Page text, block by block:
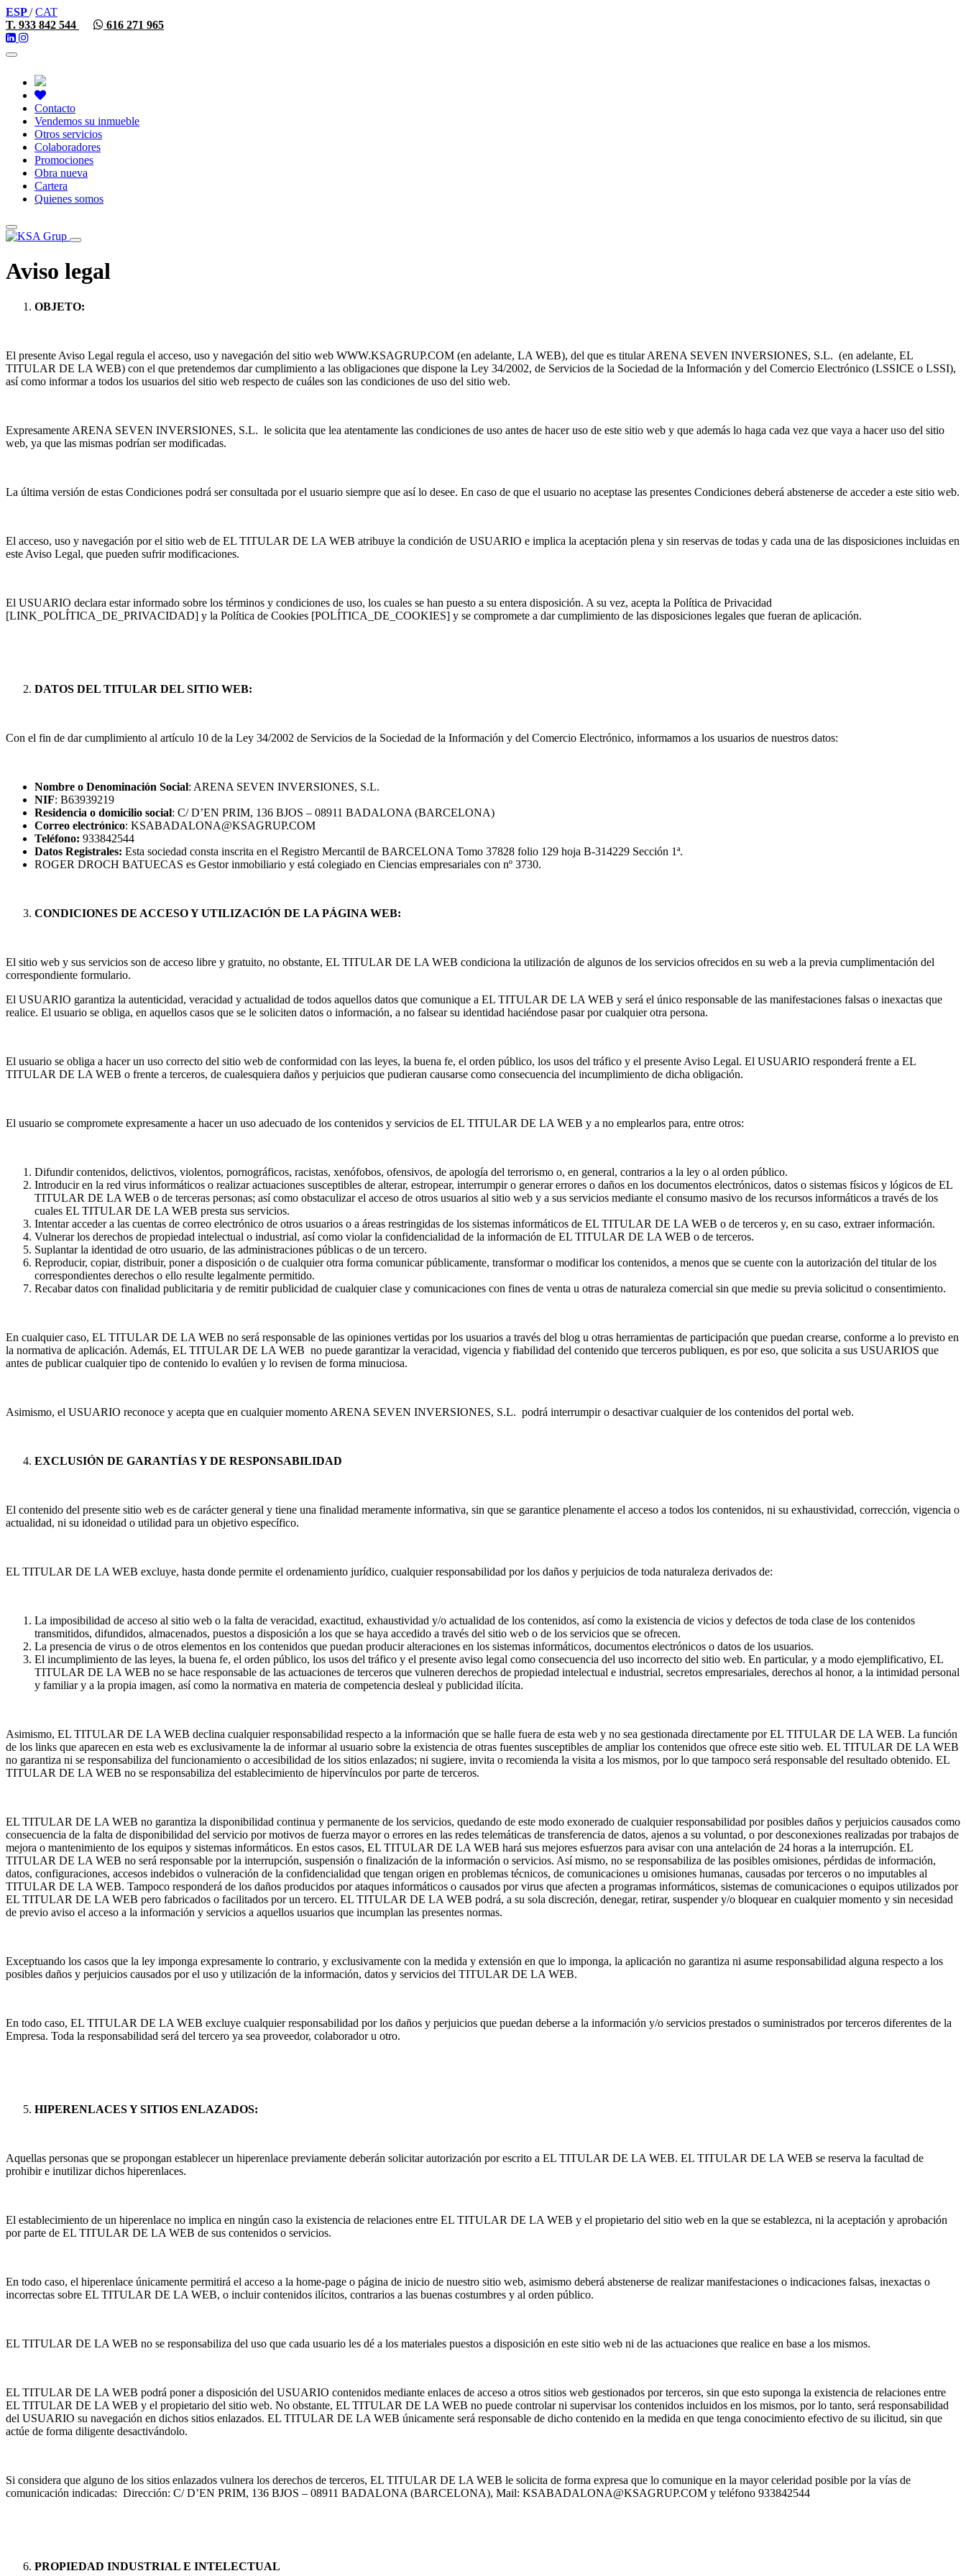
ESP/CAT
T. 933 842 544
616 271 965
Toggle
Contacto
Vendemos su inmueble
Otros servicios
Colaboradores
Promociones
Obra nueva
Cartera
Quienes somos
Toggle
navigation
Aviso legal
OBJETO:
El presente Aviso Legal regula el acceso, uso y navegación del sitio web WWW.KSAGRUP.COM (en adelante, LA WEB), del que es titular ARENA SEVEN INVERSIONES, S.L. (en adelante, EL
TITULAR DE LA WEB) con el que pretendemos dar cumplimiento a las obligaciones que dispone la Ley 34/2002, de Servicios de la Sociedad de la Información y del Comercio Electrónico (LSSICE o LSSI),
así como informar a todos los usuarios del sitio web respecto de cuáles son las condiciones de uso del sitio web.
Expresamente ARENA SEVEN INVERSIONES, S.L. le solicita que lea atentamente las condiciones de uso antes de hacer uso de este sitio web y que además lo haga cada vez que vaya a hacer uso del sitio
web, ya que las mismas podrían ser modificadas.
La última versión de estas Condiciones podrá ser consultada por el usuario siempre que así lo desee. En caso de que el usuario no aceptase las presentes Condiciones deberá abstenerse de acceder a este sitio web.
El acceso, uso y navegación por el sitio web de EL TITULAR DE LA WEB atribuye la condición de USUARIO e implica la aceptación plena y sin reservas de todas y cada una de las disposiciones incluidas en
este Aviso Legal, que pueden sufrir modificaciones.
El USUARIO declara estar informado sobre los términos y condiciones de uso, los cuales se han puesto a su entera disposición. A su vez, acepta la Política de Privacidad
[LINK_POLÍTICA_DE_PRIVACIDAD] y la Política de Cookies [POLÍTICA_DE_COOKIES] y se compromete a dar cumplimiento de las disposiciones legales que fueran de aplicación.
DATOS DEL TITULAR DEL SITIO WEB:
Con el fin de dar cumplimiento al artículo 10 de la Ley 34/2002 de Servicios de la Sociedad de la Información y del Comercio Electrónico, informamos a los usuarios de nuestros datos:
Nombre o Denominación Social: ARENA SEVEN INVERSIONES, S.L.
NIF: B63939219
Residencia o domicilio social: C/ D’EN PRIM, 136 BJOS – 08911 BADALONA (BARCELONA)
Correo electrónico: KSABADALONA@KSAGRUP.COM
Teléfono: 933842544
Datos Registrales: Esta sociedad consta inscrita en el Registro Mercantil de BARCELONA Tomo 37828 folio 129 hoja B-314229 Sección 1ª.
ROGER DROCH BATUECAS es Gestor inmobiliario y está colegiado en Ciencias empresariales con nº 3730.
CONDICIONES DE ACCESO Y UTILIZACIÓN DE LA PÁGINA WEB:
El sitio web y sus servicios son de acceso libre y gratuito, no obstante, EL TITULAR DE LA WEB condiciona la utilización de algunos de los servicios ofrecidos en su web a la previa cumplimentación del
correspondiente formulario.
El USUARIO garantiza la autenticidad, veracidad y actualidad de todos aquellos datos que comunique a EL TITULAR DE LA WEB y será el único responsable de las manifestaciones falsas o inexactas que
realice. El usuario se obliga, en aquellos casos que se le soliciten datos o información, a no falsear su identidad haciéndose pasar por cualquier otra persona.
El usuario se obliga a hacer un uso correcto del sitio web de conformidad con las leyes, la buena fe, el orden público, los usos del tráfico y el presente Aviso Legal. El USUARIO responderá frente a EL
TITULAR DE LA WEB o frente a terceros, de cualesquiera daños y perjuicios que pudieran causarse como consecuencia del incumplimiento de dicha obligación.
El usuario se compromete expresamente a hacer un uso adecuado de los contenidos y servicios de EL TITULAR DE LA WEB y a no emplearlos para, entre otros:
Difundir contenidos, delictivos, violentos, pornográficos, racistas, xenófobos, ofensivos, de apología del terrorismo o, en general, contrarios a la ley o al orden público.
Introducir en la red virus informáticos o realizar actuaciones susceptibles de alterar, estropear, interrumpir o generar errores o daños en los documentos electrónicos, datos o sistemas físicos y lógicos de EL
TITULAR DE LA WEB o de terceras personas; así como obstaculizar el acceso de otros usuarios al sitio web y a sus servicios mediante el consumo masivo de los recursos informáticos a través de los
cuales EL TITULAR DE LA WEB presta sus servicios.
Intentar acceder a las cuentas de correo electrónico de otros usuarios o a áreas restringidas de los sistemas informáticos de EL TITULAR DE LA WEB o de terceros y, en su caso, extraer información.
Vulnerar los derechos de propiedad intelectual o industrial, así como violar la confidencialidad de la información de EL TITULAR DE LA WEB o de terceros.
Suplantar la identidad de otro usuario, de las administraciones públicas o de un tercero.
Reproducir, copiar, distribuir, poner a disposición o de cualquier otra forma comunicar públicamente, transformar o modificar los contenidos, a menos que se cuente con la autorización del titular de los
correspondientes derechos o ello resulte legalmente permitido.
Recabar datos con finalidad publicitaria y de remitir publicidad de cualquier clase y comunicaciones con fines de venta u otras de naturaleza comercial sin que medie su previa solicitud o consentimiento.
En cualquier caso, EL TITULAR DE LA WEB no será responsable de las opiniones vertidas por los usuarios a través del blog u otras herramientas de participación que puedan crearse, conforme a lo previsto en
la normativa de aplicación. Además, EL TITULAR DE LA WEB no puede garantizar la veracidad, vigencia y fiabilidad del contenido que terceros publiquen, es por eso, que solicita a sus USUARIOS que
antes de publicar cualquier tipo de contenido lo evalúen y lo revisen de forma minuciosa.
Asimismo, el USUARIO reconoce y acepta que en cualquier momento ARENA SEVEN INVERSIONES, S.L. podrá interrumpir o desactivar cualquier de los contenidos del portal web.
EXCLUSIÓN DE GARANTÍAS Y DE RESPONSABILIDAD
El contenido del presente sitio web es de carácter general y tiene una finalidad meramente informativa, sin que se garantice plenamente el acceso a todos los contenidos, ni su exhaustividad, corrección, vigencia o
actualidad, ni su idoneidad o utilidad para un objetivo específico.
EL TITULAR DE LA WEB excluye, hasta donde permite el ordenamiento jurídico, cualquier responsabilidad por los daños y perjuicios de toda naturaleza derivados de:
La imposibilidad de acceso al sitio web o la falta de veracidad, exactitud, exhaustividad y/o actualidad de los contenidos, así como la existencia de vicios y defectos de toda clase de los contenidos
transmitidos, difundidos, almacenados, puestos a disposición a los que se haya accedido a través del sitio web o de los servicios que se ofrecen.
La presencia de virus o de otros elementos en los contenidos que puedan producir alteraciones en los sistemas informáticos, documentos electrónicos o datos de los usuarios.
El incumplimiento de las leyes, la buena fe, el orden público, los usos del tráfico y el presente aviso legal como consecuencia del uso incorrecto del sitio web. En particular, y a modo ejemplificativo, EL
TITULAR DE LA WEB no se hace responsable de las actuaciones de terceros que vulneren derechos de propiedad intelectual e industrial, secretos empresariales, derechos al honor, a la intimidad personal
y familiar y a la propia imagen, así como la normativa en materia de competencia desleal y publicidad ilícita.
Asimismo, EL TITULAR DE LA WEB declina cualquier responsabilidad respecto a la información que se halle fuera de esta web y no sea gestionada directamente por EL TITULAR DE LA WEB. La función
de los links que aparecen en esta web es exclusivamente la de informar al usuario sobre la existencia de otras fuentes susceptibles de ampliar los contenidos que ofrece este sitio web. EL TITULAR DE LA WEB
no garantiza ni se responsabiliza del funcionamiento o accesibilidad de los sitios enlazados; ni sugiere, invita o recomienda la visita a los mismos, por lo que tampoco será responsable del resultado obtenido. EL
TITULAR DE LA WEB no se responsabiliza del establecimiento de hipervínculos por parte de terceros.
EL TITULAR DE LA WEB no garantiza la disponibilidad continua y permanente de los servicios, quedando de este modo exonerado de cualquier responsabilidad por posibles daños y perjuicios causados como
consecuencia de la falta de disponibilidad del servicio por motivos de fuerza mayor o errores en las redes telemáticas de transferencia de datos, ajenos a su voluntad, o por desconexiones realizadas por trabajos de
mejora o mantenimiento de los equipos y sistemas informáticos. En estos casos, EL TITULAR DE LA WEB hará sus mejores esfuerzos para avisar con una antelación de 24 horas a la interrupción. EL
TITULAR DE LA WEB no será responsable por la interrupción, suspensión o finalización de la información o servicios. Así mismo, no se responsabiliza de las posibles omisiones, pérdidas de información,
datos, configuraciones, accesos indebidos o vulneración de la confidencialidad que tengan origen en problemas técnicos, de comunicaciones u omisiones humanas, causadas por terceros o no imputables al
TITULAR DE LA WEB. Tampoco responderá de los daños producidos por ataques informáticos o causados por virus que afecten a programas informáticos, sistemas de comunicaciones o equipos utilizados por
EL TITULAR DE LA WEB pero fabricados o facilitados por un tercero. EL TITULAR DE LA WEB podrá, a su sola discreción, denegar, retirar, suspender y/o bloquear en cualquier momento y sin necesidad
de previo aviso el acceso a la información y servicios a aquellos usuarios que incumplan las presentes normas.
Exceptuando los casos que la ley imponga expresamente lo contrario, y exclusivamente con la medida y extensión en que lo imponga, la aplicación no garantiza ni asume responsabilidad alguna respecto a los
posibles daños y perjuicios causados por el uso y utilización de la información, datos y servicios del TITULAR DE LA WEB.
En todo caso, EL TITULAR DE LA WEB excluye cualquier responsabilidad por los daños y perjuicios que puedan deberse a la información y/o servicios prestados o suministrados por terceros diferentes de la
Empresa. Toda la responsabilidad será del tercero ya sea proveedor, colaborador u otro.
HIPERENLACES Y SITIOS ENLAZADOS:
Aquellas personas que se propongan establecer un hiperenlace previamente deberán solicitar autorización por escrito a EL TITULAR DE LA WEB. EL TITULAR DE LA WEB se reserva la facultad de
prohibir e inutilizar dichos hiperenlaces.
El establecimiento de un hiperenlace no implica en ningún caso la existencia de relaciones entre EL TITULAR DE LA WEB y el propietario del sitio web en la que se establezca, ni la aceptación y aprobación
por parte de EL TITULAR DE LA WEB de sus contenidos o servicios.
En todo caso, el hiperenlace únicamente permitirá el acceso a la home-page o página de inicio de nuestro sitio web, asimismo deberá abstenerse de realizar manifestaciones o indicaciones falsas, inexactas o
incorrectas sobre EL TITULAR DE LA WEB, o incluir contenidos ilícitos, contrarios a las buenas costumbres y al orden público.
EL TITULAR DE LA WEB no se responsabiliza del uso que cada usuario les dé a los materiales puestos a disposición en este sitio web ni de las actuaciones que realice en base a los mismos.
EL TITULAR DE LA WEB podrá poner a disposición del USUARIO contenidos mediante enlaces de acceso a otros sitios web gestionados por terceros, sin que esto suponga la existencia de relaciones entre
EL TITULAR DE LA WEB y el propietario del sitio web. No obstante, EL TITULAR DE LA WEB no puede controlar ni supervisar los contenidos incluidos en los mismos, por lo tanto, será responsabilidad
del USUARIO su navegación en dichos sitios enlazados. EL TITULAR DE LA WEB únicamente será responsable de dicho contenido en la medida en que tenga conocimiento efectivo de su ilicitud, sin que
actúe de forma diligente desactivándolo.
Si considera que alguno de los sitios enlazados vulnera los derechos de terceros, EL TITULAR DE LA WEB le solicita de forma expresa que lo comunique en la mayor celeridad posible por la vías de
comunicación indicadas: Dirección: C/ D’EN PRIM, 136 BJOS – 08911 BADALONA (BARCELONA), Mail: KSABADALONA@KSAGRUP.COM y teléfono 933842544
PROPIEDAD INDUSTRIAL E INTELECTUAL